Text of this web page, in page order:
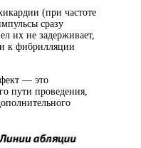
(при частоте
сразу
их не задерживает,
к фибрилляции
— это
пути проведения,